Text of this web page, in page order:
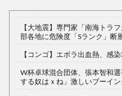
【大地震】専門家「南海トラ
部各地に危険度「Sランク」断
【コンゴ】エボラ出血熱、感
W杯卓球混合団体、張本智和
する奴はｘね」激しいブーイン